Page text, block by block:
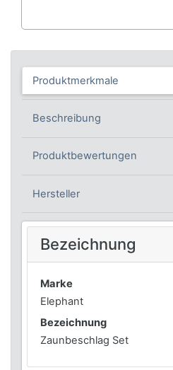
Produktmerkmale
Beschreibung
Produktbewertungen
Hersteller
Bezeichnung
Marke
Elephant
Bezeichnung
Zaunbeschlag Set